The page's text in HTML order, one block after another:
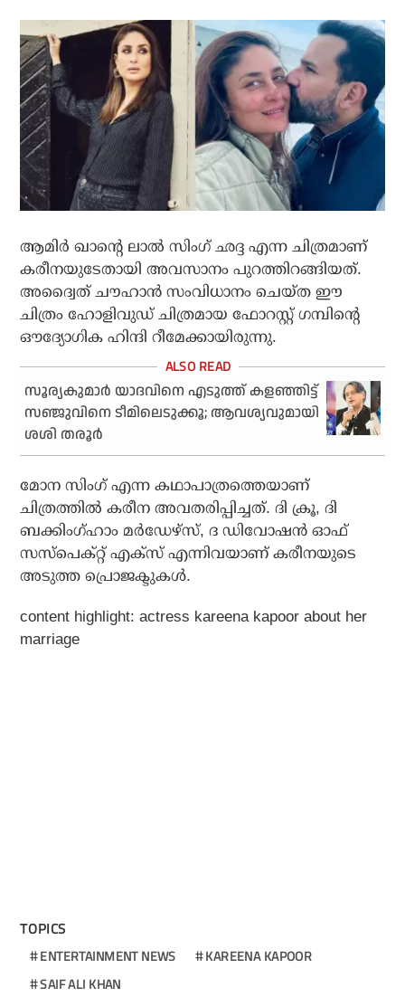
ആമിര്‍ ഖാന്റെ ലാല്‍ സിംഗ് ഛദ്ദ എന്ന ചിത്രമാണ്
കരീനയുടേതായി അവസാനം പുറത്തിറങ്ങിയത്.
അദ്വൈത് ചൗഹാന്‍ സംവിധാനം ചെയ്ത ഈ
ചിത്രം ഹോളിവുഡ് ചിത്രമായ ഫോറസ്റ്റ് ഗമ്പിന്റെ
ഔദ്യോഗിക ഹിന്ദി റീമേക്കായിരുന്നു.
സൂര്യകുമാർ യാദവിനെ എടുത്ത് കളഞ്ഞിട്ട്
സഞ്ജുവിനെ ടീമിലെടുക്കൂ; ആവശ്യവുമായി
ശശി തരൂർ
മോന സിംഗ് എന്ന കഥാപാത്രത്തെയാണ്
ചിത്രത്തില്‍ കരീന അവതരിപ്പിച്ചത്. ദി ക്രൂ, ദി
ബക്കിംഗ്ഹാം മര്‍ഡേഴ്‌സ്, ദ ഡിവോഷന്‍ ഓഫ്
സസ്‌പെക്റ്റ് എക്‌സ് എന്നിവയാണ് കരീനയുടെ
അടുത്ത പ്രൊജക്ടുകള്‍.
content highlight: actress kareena kapoor about her
marriage
TOPICS
ENTERTAINMENT NEWS
KAREENA KAPOOR
SAIF ALI KHAN